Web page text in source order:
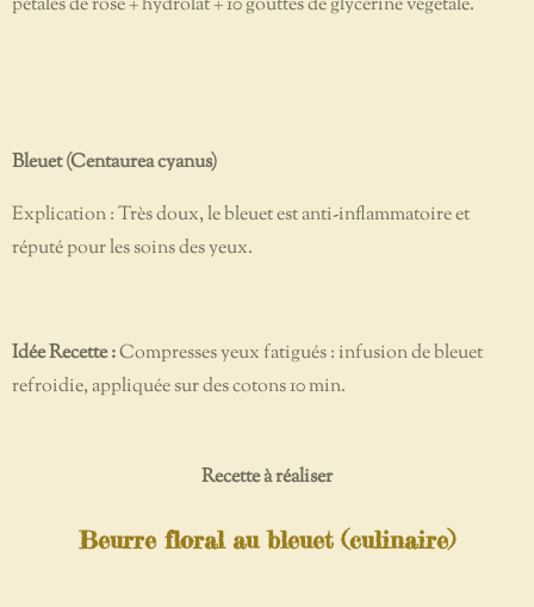
pétales de rose + hydrolat + 10 gouttes de glycérine végétale.
Bleuet (Centaurea cyanus)
Explication : Très doux, le bleuet est anti-inflammatoire et
réputé pour les soins des yeux.
Idée Recette :Compresses yeux fatigués : infusion de bleuet
refroidie, appliquée sur des cotons 10 min.
Recette à réaliser
Beurre floral au bleuet (culinaire)